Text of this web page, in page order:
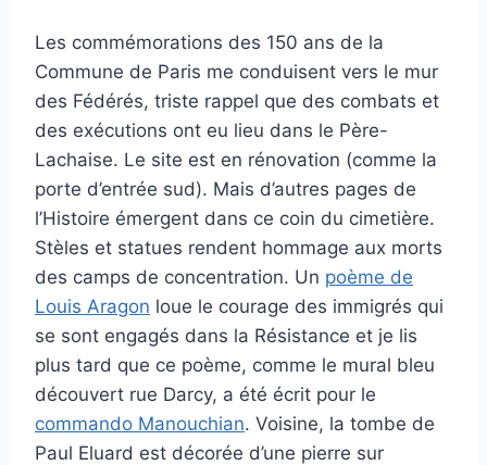
Les commémorations des 150 ans de la
Commune de Paris me conduisent vers le mur
des Fédérés, triste rappel que des combats et
des exécutions ont eu lieu dans le Père-
Lachaise. Le site est en rénovation (comme la
porte d’entrée sud). Mais d’autres pages de
l’Histoire émergent dans ce coin du cimetière.
Stèles et statues rendent hommage aux morts
des camps de concentration. Un poème de
Louis Aragon loue le courage des immigrés qui
se sont engagés dans la Résistance et je lis
plus tard que ce poème, comme le mural bleu
découvert rue Darcy, a été écrit pour le
commando Manouchian. Voisine, la tombe de
Paul Eluard est décorée d’une pierre sur